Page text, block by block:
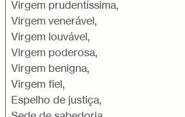
Virgem prudentíssima,
Virgem venerável,
Virgem louvável,
Virgem poderosa,
Virgem benigna,
Virgem fiel,
Espelho de justiça,